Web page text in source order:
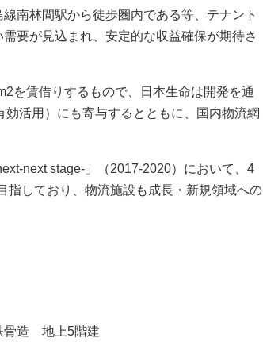
南林間駅から徒歩圏内である等、テナント
要が見込まれ、安定的な収益確保が期待さ
を賃借りするもので、日本生命は開発を通
活用）にも寄与するとともに、国内物流網
next stage-」（2017-2020）において、4
指しており、物流施設も成長・新規領域への
骨造 地上5階建